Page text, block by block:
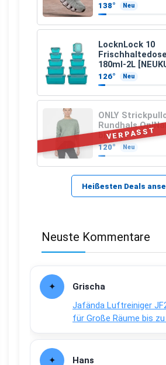
138° Neu
LocknLock 10
180ml-2L
126° Neu
VERPASST
ONLY
Rundhals
bis M)
120° Neu
Heißesten Deals
Neuste Kommentare
Grischa
Jafända Luftreiniger
für Große Räume bis zu
Hans